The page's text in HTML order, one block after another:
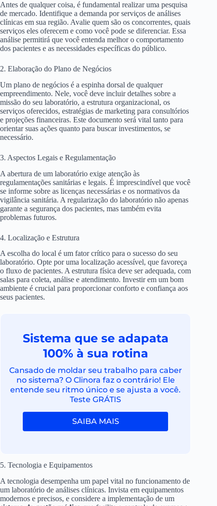
Antes de qualquer coisa, é fundamental realizar uma pesquisa
de mercado. Identifique a demanda por serviços de análises
clínicas em sua região. Avalie quem são os concorrentes, quais
serviços eles oferecem e como você pode se diferenciar. Essa
análise permitirá que você entenda melhor o comportamento
dos pacientes e as necessidades específicas do público.
2. Elaboração do Plano de Negócios
Um plano de negócios é a espinha dorsal de qualquer
empreendimento. Nele, você deve incluir detalhes sobre a
missão do seu laboratório, a estrutura organizacional, os
serviços oferecidos, estratégias de marketing para consultórios
e projeções financeiras. Este documento será vital tanto para
orientar suas ações quanto para buscar investimentos, se
necessário.
3. Aspectos Legais e Regulamentação
A abertura de um laboratório exige atenção às
regulamentações sanitárias e legais. É imprescindível que você
se informe sobre as licenças necessárias e os normativos da
vigilância sanitária. A regularização do laboratório não apenas
garante a segurança dos pacientes, mas também evita
problemas futuros.
4. Localização e Estrutura
A escolha do local é um fator crítico para o sucesso do seu
laboratório. Opte por uma localização acessível, que favoreça
o fluxo de pacientes. A estrutura física deve ser adequada, com
salas para coleta, análise e atendimento. Investir em um bom
ambiente é crucial para proporcionar conforto e confiança aos
seus pacientes.
Sistema que se adapata
100% à sua rotina
Cansado de moldar seu trabalho para caber
no sistema? O Clinora faz o contrário! Ele
entende seu ritmo único e se ajusta a você.
Teste GRÁTIS
SAIBA MAIS
5. Tecnologia e Equipamentos
A tecnologia desempenha um papel vital no funcionamento de
um laboratório de análises clínicas. Invista em equipamentos
modernos e precisos, e considere a implementação de um